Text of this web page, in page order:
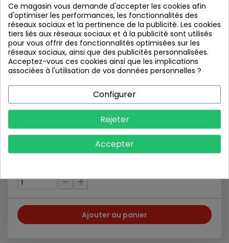
État :Neuf
Ce produit ajoute le coût total des
personnalisations à votre panier
Pinterest
Ajouter au panier
Ce magasin vous demande d'accepter les cookies afin
d'optimiser les performances, les fonctionnalités des
réseaux sociaux et la pertinence de la publicité. Les cookies
tiers liés aux réseaux sociaux et à la publicité sont utilisés
pour vous offrir des fonctionnalités optimisées sur les
réseaux sociaux, ainsi que des publicités personnalisées.
Acceptez-vous ces cookies ainsi que les implications
associées à l'utilisation de vos données personnelles ?
Configurer
Rejeter
Accepter